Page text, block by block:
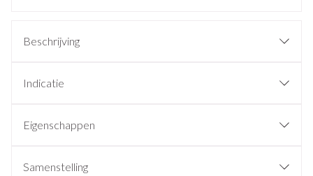
Beschrijving
Indicatie
Eigenschappen
Samenstelling